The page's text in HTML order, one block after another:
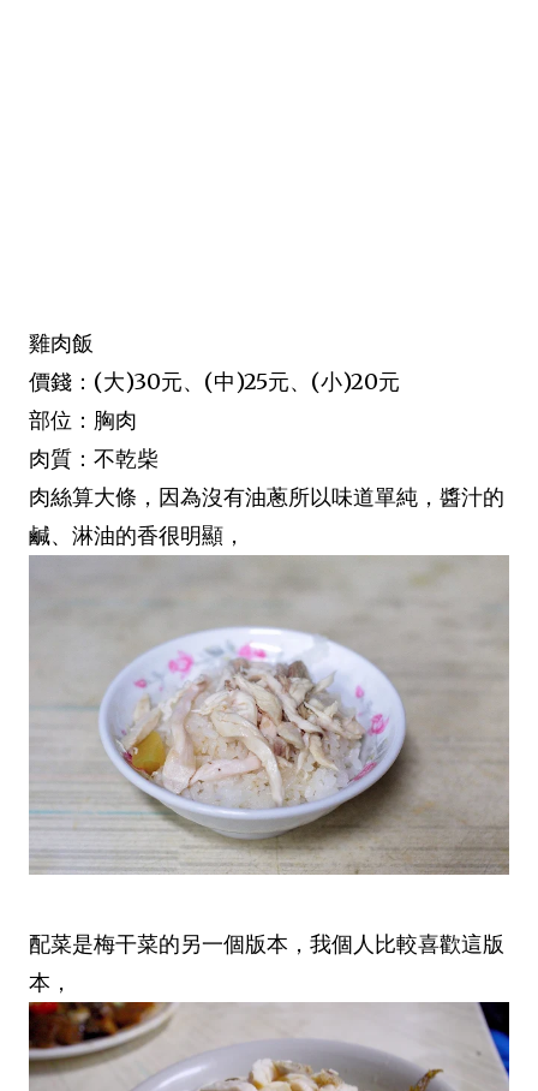
雞肉飯
價錢：(大)30元、(中)25元、(小)20元
部位：胸肉
肉質：不乾柴
肉絲算大條，因為沒有油蔥所以味道單純，醬汁的
鹹、淋油的香很明顯，
配菜是梅干菜的另一個版本，我個人比較喜歡這版
本，